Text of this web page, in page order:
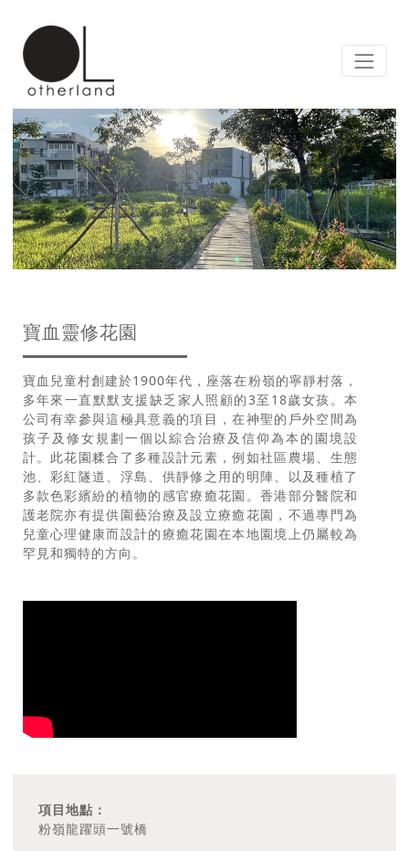
寶血靈修花園
寶血兒童村創建於1900年代，座落在粉嶺的寧靜村落，
多年來一直默默支援缺乏家人照顧的3至18歲女孩。本
公司有幸參與這極具意義的項目，在神聖的戶外空間為
孩子及修女規劃一個以綜合治療及信仰為本的園境設
計。此花園糅合了多種設計元素，例如社區農場、生態
池、彩紅隧道、浮島、供靜修之用的明陣、以及種植了
多款色彩繽紛的植物的感官療癒花園。香港部分醫院和
護老院亦有提供園藝治療及設立療癒花園，不過專門為
兒童心理健康而設計的療癒花園在本地園境上仍屬較為
罕見和獨特的方向。
項目地點：
粉嶺龍躍頭一號橋